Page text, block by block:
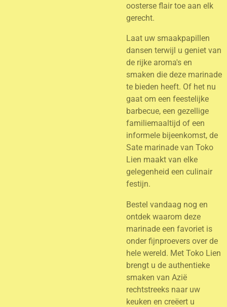
oosterse flair toe aan elk
gerecht.
Laat uw smaakpapillen
dansen terwijl u geniet van
de rijke aroma's en
smaken die deze marinade
te bieden heeft. Of het nu
gaat om een feestelijke
barbecue, een gezellige
familiemaaltijd of een
informele bijeenkomst, de
Sate marinade van Toko
Lien maakt van elke
gelegenheid een culinair
festijn.
Bestel vandaag nog en
ontdek waarom deze
marinade een favoriet is
onder fijnproevers over de
hele wereld. Met Toko Lien
brengt u de authentieke
smaken van Azië
rechtstreeks naar uw
keuken en creëert u